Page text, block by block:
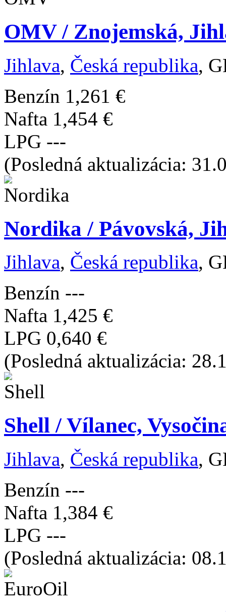
OMV / Znojemská,
Jihlava, Česká republika,
Benzín 1,261 €
Nafta 1,454 €
LPG ---
(Posledná aktualizácia:
Nordika / Pávovská,
Jihlava, Česká republika,
Benzín ---
Nafta 1,425 €
LPG 0,640 €
(Posledná aktualizácia:
Shell / Vílanec,
Jihlava, Česká republika,
Benzín ---
Nafta 1,384 €
LPG ---
(Posledná aktualizácia: